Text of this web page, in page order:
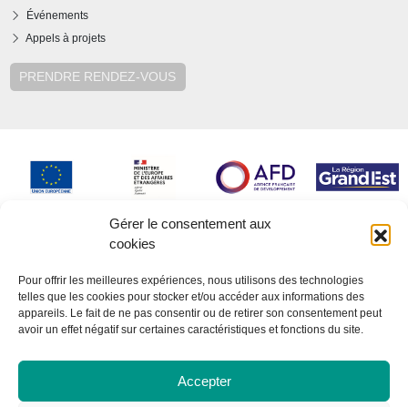
Gérer le consentement aux
cookies
Pour offrir les meilleures expériences, nous utilisons des technologies
telles que les cookies pour stocker et/ou accéder aux informations des
appareils. Le fait de ne pas consentir ou de retirer son consentement peut
avoir un effet négatif sur certaines caractéristiques et fonctions du site.
Accepter
Événements
Appels à projets
PRENDRE RENDEZ-VOUS